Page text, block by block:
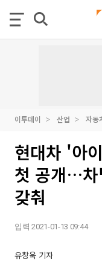
이투데이 산업 자동
현대차 '아
첫 공개…차
갖춰
입력 2021-01-13 09:44
유창욱 기자